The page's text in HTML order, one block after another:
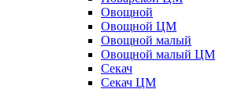
Овощной
Овощной ЦМ
Овощной малый
Овощной малый ЦМ
Секач
Секач ЦМ